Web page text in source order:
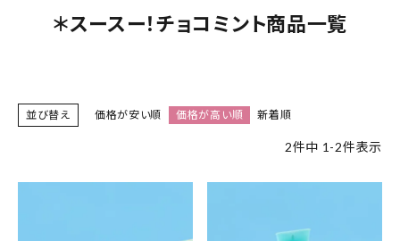
カテゴリーから探す
＊スースー！チョコミント商品一覧
並び替え 価格が安い順 価格が高い順 新着順
2件中 1 -2件表示